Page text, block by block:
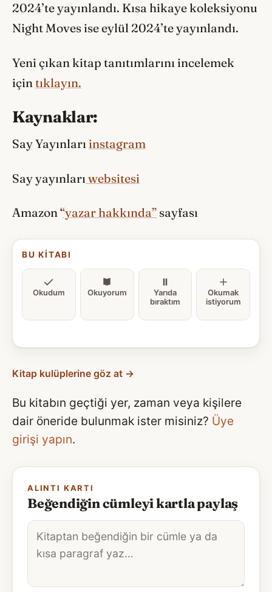
2024’te yayınlandı. Kısa hikaye koleksiyonu
Night Moves ise eylül 2024’te yayınlandı.
Yeni çıkan kitap tanıtımlarını incelemek
için tıklayın.
Kaynaklar:
Say Yayınları instagram
Say yayınları websitesi
Amazon ‘‘yazar hakkında” sayfası
BU KITABI
Okudum Okuyorum
Yarıda
bıraktım
Okumak
istiyorum
Kitap kulüplerine göz at →
Bu kitabın geçtiği yer, zaman veya kişilere
dair öneride bulunmak ister misiniz? Üye
girişi yapın.
ALINTI KARTI
Beğendiğin cümleyi kartla paylaş
Alıntı
metni